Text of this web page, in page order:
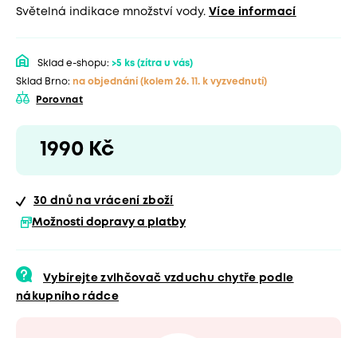
Světelná indikace množství vody. Více informací
Sklad e-shopu: >5 ks (zítra u vás)
Sklad Brno: na objednání (kolem 26. 11. k vyzvednutí)
Porovnat
1990 Kč
30 dnů na vrácení zboží
Možnosti dopravy a platby
Vybírejte zvlhčovač vzduchu chytře podle
nákupního rádce